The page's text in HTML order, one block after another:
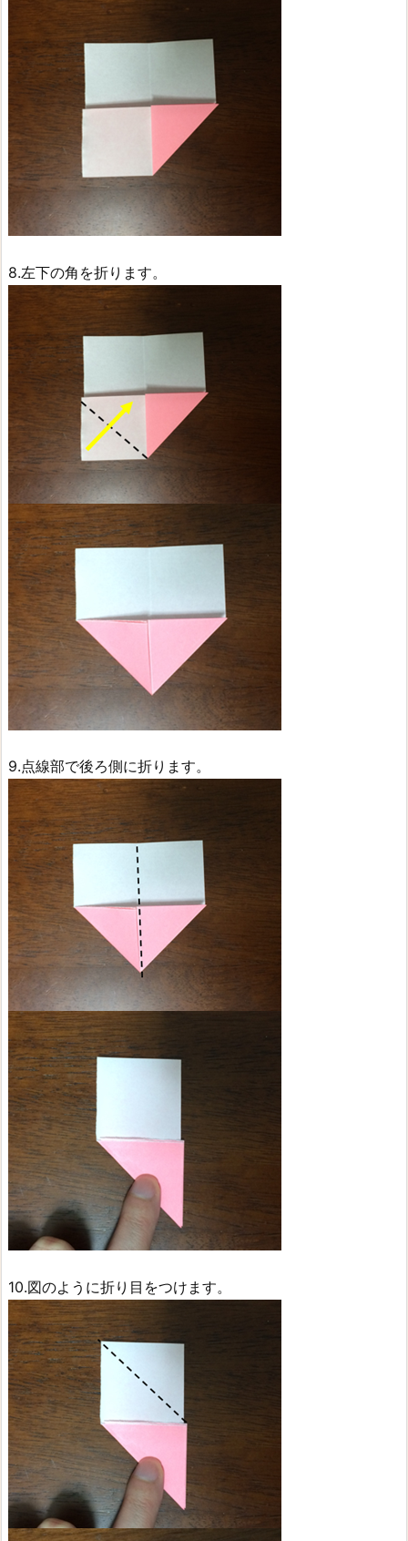
8.左下の角を折ります。
9.点線部で後ろ側に折ります。
10.図のように折り目をつけます。